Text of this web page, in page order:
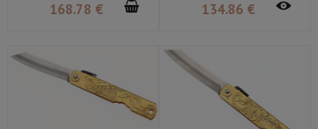
168.78 € 134.86 €